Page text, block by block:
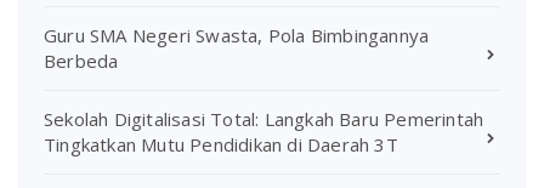
Guru SMA Negeri Swasta, Pola Bimbingannya
Berbeda
Sekolah Digitalisasi Total: Langkah Baru Pemerintah
Tingkatkan Mutu Pendidikan di Daerah 3T